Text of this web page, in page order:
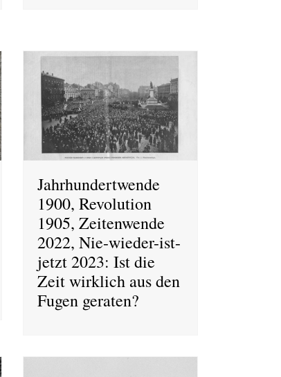
Jahrhundertwende
1900, Revolution
1905, Zeitenwende
2022, Nie-wieder-ist-
jetzt 2023: Ist die
Zeit wirklich aus den
Fugen geraten?